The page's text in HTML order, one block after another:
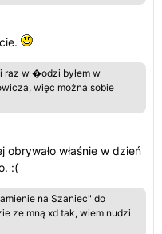
raz w �odzi byłem w
więc można sobie
właśnie w dzień
:(
na Szaniec" do
ze mną xd tak, wiem nudzi